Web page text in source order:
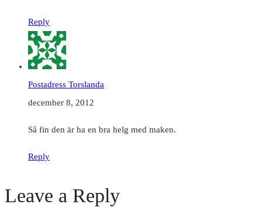
Reply
Postadress Torslanda
december 8, 2012
Så fin den är ha en bra helg med maken.
Reply
Leave a Reply